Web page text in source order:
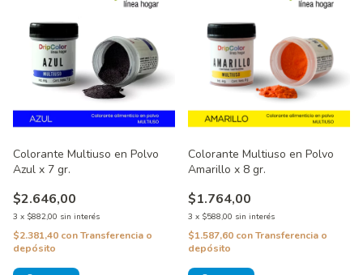
Colorante Multiuso en Polvo
Azul x 7 gr.
$2.646,00
3 x $882,00 sin interés
$2.381,40 conTransferencia o
depósito
Colorante Multiuso en Polvo
Amarillo x 8 gr.
$1.764,00
3 x $588,00 sin interés
$1.587,60 conTransferencia o
depósito